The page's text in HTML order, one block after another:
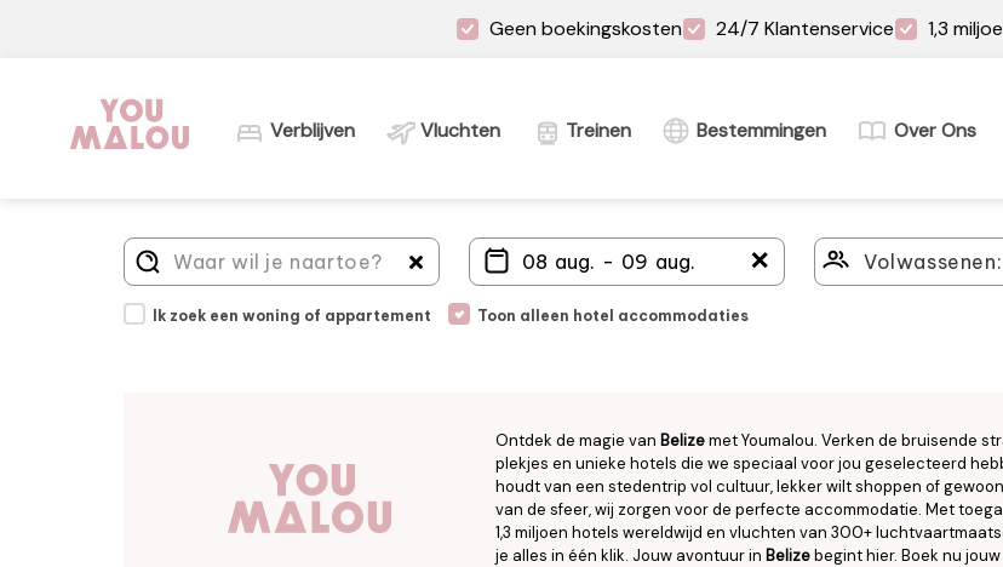
Geen boekingskosten 24/7 Klantenservice 1,3
Verblijven Vluchten Treinen Bestemmingen Over Ons
＋
Ik zoek een woning of appartement Toon alleen hotel accommodaties
Ontdek de magie van Belizemet Youmalou. Verken de bruisende
plekjes en unieke hotels die we speciaal voor jou geselecteerd
houdt van een stedentrip vol cultuur, lekker wilt shoppen of
van de sfeer, wij zorgen voor de perfecte accommodatie. Met
1,3 miljoen hotels wereldwijd en vluchten van 300+
je alles in één klik. Jouw avontuur in Belizebegint hier. Boek nu